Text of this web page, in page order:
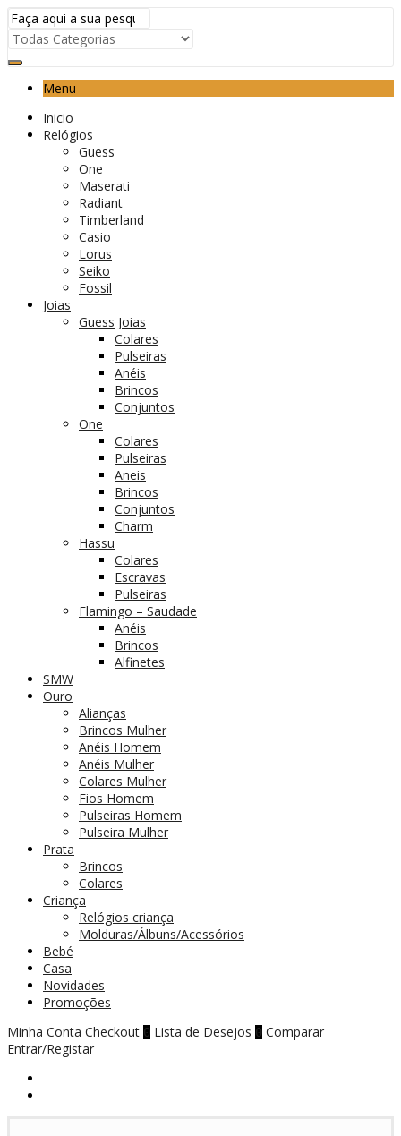
Menu
Inicio
Relógios
Guess
One
Maserati
Radiant
Timberland
Casio
Lorus
Seiko
Fossil
Joias
Guess Joias
Colares
Pulseiras
Anéis
Brincos
Conjuntos
One
Colares
Pulseiras
Aneis
Brincos
Conjuntos
Charm
Hassu
Colares
Escravas
Pulseiras
Flamingo – Saudade
Anéis
Brincos
Alfinetes
SMW
Ouro
Alianças
Brincos Mulher
Anéis Homem
Anéis Mulher
Colares Mulher
Fios Homem
Pulseiras Homem
Pulseira Mulher
Prata
Brincos
Colares
Criança
Relógios criança
Molduras/Álbuns/Acessórios
Bebé
Casa
Novidades
Promoções
Minha Conta Checkout 0 Lista de Desejos 0 Comparar
Entrar/Registar